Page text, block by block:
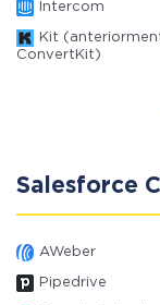
Intercom
Kit
ConvertKit)
Salesforce
AWeber
Pipedrive